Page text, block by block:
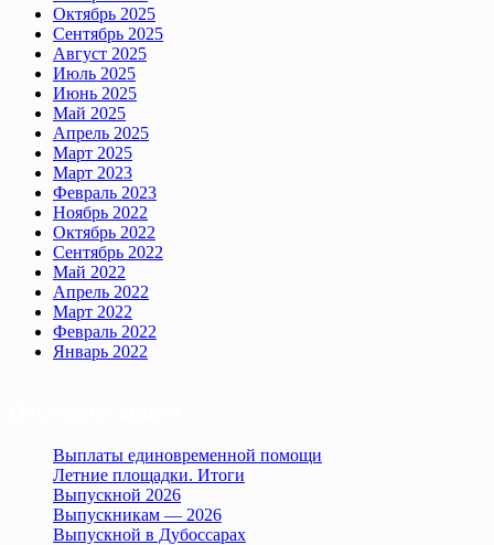
Октябрь 2025
Сентябрь 2025
Август 2025
Июль 2025
Июнь 2025
Май 2025
Апрель 2025
Март 2025
Март 2023
Февраль 2023
Ноябрь 2022
Октябрь 2022
Сентябрь 2022
Май 2022
Апрель 2022
Март 2022
Февраль 2022
Январь 2022
Выплаты единовременной помощи
Летние площадки. Итоги
Выпускной 2026
Выпускникам — 2026
Выпускной в Дубоссарах